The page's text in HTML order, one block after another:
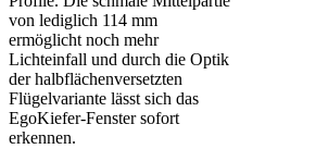
von lediglich 114 mm
ermöglicht noch mehr
Lichteinfall und durch die Optik
der halbflächenversetzten
Flügelvariante lässt sich das
EgoKiefer-Fenster sofort
erkennen.